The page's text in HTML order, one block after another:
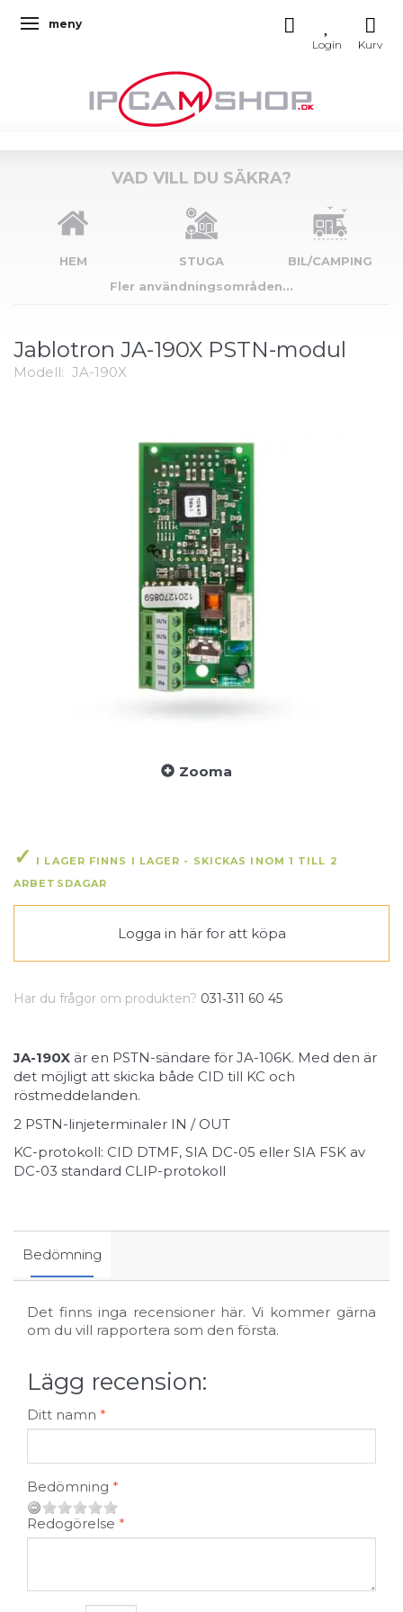
Ändra navigering
meny
VAD VILL DU SÄKRA?
HEM STUGA
BIL/CAMPING
Fler användningsområden...
Jablotron JA-190X PSTN-modul
Modell: JA-190X
Zooma
I LAGER FINNS I LAGER - SKICKAS INOM 1 TILL 2
ARBETSDAGAR
Logga in här for att köpa
Har du frågor om produkten? 031‑311 60 45
JA-190X är en PSTN-sändare för JA-106K. Med den är
det möjligt att skicka både CID till KC och
röstmeddelanden.
2 PSTN-linjeterminaler IN / OUT
KC-protokoll: CID DTMF, SIA DC-05 eller SIA FSK av
DC-03 standard CLIP-protokoll
Bedömning
Det finns inga recensioner här. Vi kommer gärna
om du vill rapportera som den första.
Lägg recension:
Ditt namn
Bedömning
Redogörelse